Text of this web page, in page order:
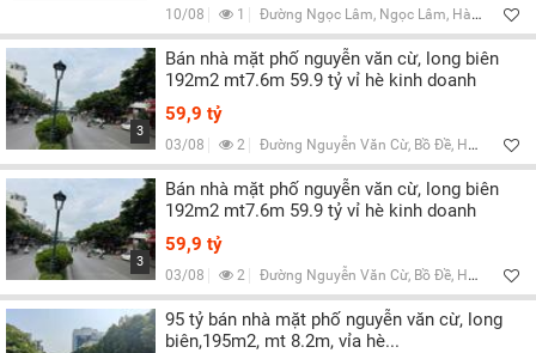
10/08 1 Đường Ngọc Lâm, Ngọc Lâm, Hà Nội
3
Bán nhà mặt phố nguyễn văn cừ, long biên
192m2 mt7.6m 59.9 tỷ vỉ hè kinh doanh
59,9 tỷ
03/08 2 Đường Nguyễn Văn Cừ, Bồ Đề, Hà Nội
3
Bán nhà mặt phố nguyễn văn cừ, long biên
192m2 mt7.6m 59.9 tỷ vỉ hè kinh doanh
59,9 tỷ
03/08 2 Đường Nguyễn Văn Cừ, Bồ Đề, Hà Nội
95 tỷ bán nhà mặt phố nguyễn văn cừ, long
biên,195m2, mt 8.2m, vỉa hè...